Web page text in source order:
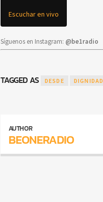
Escuchar en vivo
Síguenos en Instagram: @be1radio
TAGGED AS DESDE DIGNIDAD
AUTHOR
BEONERADIO